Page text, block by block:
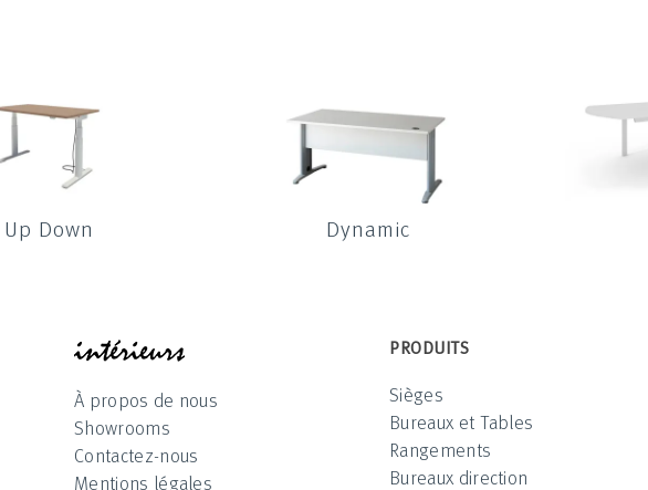
Up Down Dynamic
À propos de nous
Showrooms
Contactez-nous
Mentions légales
PRODUITS
Sièges
Bureaux et Tables
Rangements
Bureaux direction